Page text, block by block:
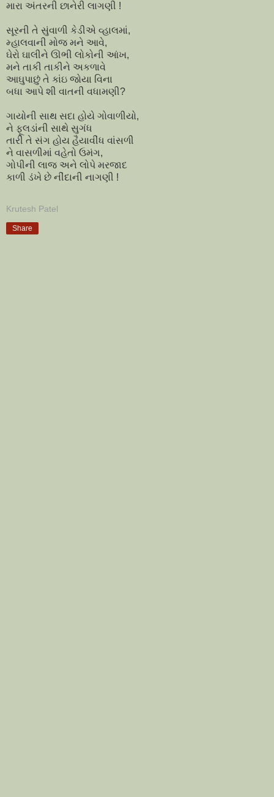
મારા અંતરની છાનેરી લાગણી !
સૂરની તે સુંવાળી કેડીએ વ્હાલમાં,
મ્હાલવાની મોજ મને આવે,
ઘેરો ઘાલીને ઊભી લોકોની આંખ,
મને તાકી તાકીને અકળાવે
આઘુપાછું તે કાંઇ જોયા વિના
બધા આપે શી વાતની વધામણી?
ગાયોની સાથ સદા હોયે ગોવાળીયો,
ને ફૂલડાંની સાથે સુગંધ
તારી તે સંગ હોય હૈયાવીંધ વાંસળી
ને વાસળીમાં વહેતો ઉમંગ,
ગોપીની લાજ અને લોપે મરજાદ
કાળી ડંખે છે નીંદાની નાગણી !
Krutesh Patel
Share